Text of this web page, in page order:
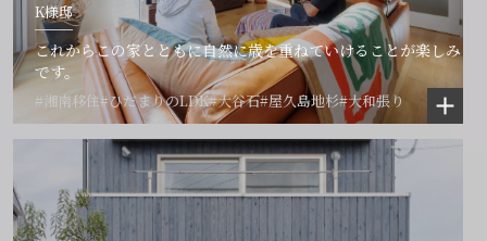
K様邸
これからこの家とともに自然に歳を重ねていけることが楽しみ
です。
#湘南移住#ひだまりのLDK#大谷石#屋久島地杉#大和張り